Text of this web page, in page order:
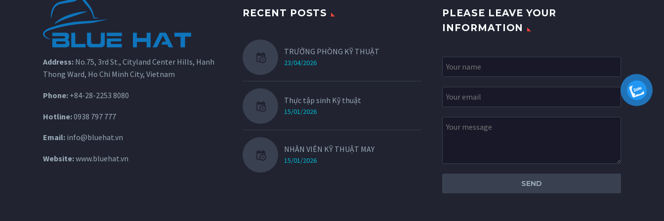
Address: No.75, 3rd St., Cityland Center Hills, Hanh
Thong Ward, Ho Chi Minh City, Vietnam
Phone: +84-28-2253 8080
Hotline:0938 797 777
Email: info@bluehat.vn
Website:www.bluehat.vn
RECENT POSTS
TRƯỞNG PHÒNG KỸ THUẬT
23/04/2026
Thực tập sinh Kỹ thuật
15/01/2026
NHÂN VIÊN KỸ THUẬT MAY
15/01/2026
PLEASE LEAVE YOUR
INFORMATION